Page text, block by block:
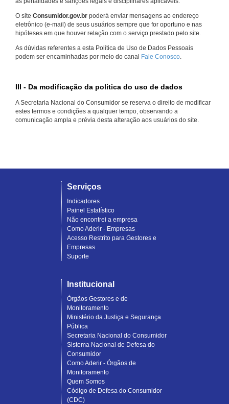
O site Consumidor.gov.br poderá enviar mensagens ao endereço
eletrônico (e-mail) de seus usuários sempre que for oportuno e nas
hipóteses em que houver relação com o serviço prestado pelo site.
As dúvidas referentes a esta Política de Uso de Dados Pessoais
podem ser encaminhadas por meio do canal Fale Conosco.
III - Da modificação da politica do uso de dados
A Secretaria Nacional do Consumidor se reserva o direito de modificar
estes termos e condições a qualquer tempo, observando a
comunicação ampla e prévia desta alteração aos usuários do site.
Serviços
Indicadores
Painel Estatístico
Não encontrei a empresa
Como Aderir - Empresas
Acesso Restrito para Gestores e
Empresas
Suporte
Institucional
Órgãos Gestores e de
Monitoramento
Ministério da Justiça e Segurança
Pública
Secretaria Nacional do Consumidor
Sistema Nacional de Defesa do
Consumidor
Como Aderir - Órgãos de
Monitoramento
Quem Somos
Código de Defesa do Consumidor
(CDC)